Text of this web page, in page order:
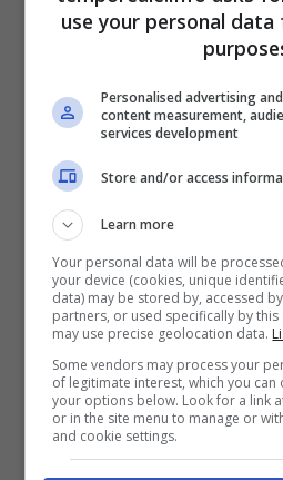
probabilmente ubriachi,
l’immondizia. E proprio
la 23 sanguinante davanti
tempestivi soccorsi
giovane militare
fratture multiple ed il
rilevato nel sangue fosse
fatto che il quadro clinico
subito aggravato quando i
Svizzero” decidevano
Latinadove è ricoverata
in rianimazione.
use your personal
Personalised advertising
content measurement,
services development
Store and/or access
Learn more
Your personal data will be
your device (cookies, unique
data) may be stored by, accessed
partners, or used specifically by
may use precise geolocation data.
Some vendors may process your
of legitimate interest, which you
your options below. Look for a link
or in the site menu to manage or
and cookie settings.